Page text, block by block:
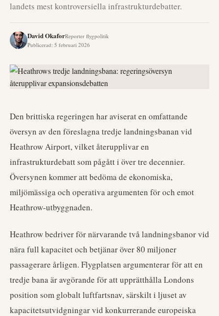
landets mest kontroversiella infrastrukturdebatter.
David OkaforReporter flygpolitik
Publicerad: 5 februari 2026
Den brittiska regeringen har aviserat en omfattande
översyn av den föreslagna tredje landningsbanan vid
Heathrow Airport, vilket återupplivar en
infrastrukturdebatt som pågått i över tre decennier.
Översynen kommer att bedöma de ekonomiska,
miljömässiga och operativa argumenten för och emot
Heathrow-utbyggnaden.
Heathrow bedriver för närvarande två landningsbanor vid
nära full kapacitet och betjänar över 80 miljoner
passagerare årligen. Flygplatsen argumenterar för att en
tredje bana är avgörande för att upprätthålla Londons
position som globalt luftfartsnav, särskilt i ljuset av
kapacitetsutvidgningar vid konkurrerande europeiska